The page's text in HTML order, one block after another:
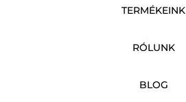
TERMÉKEINK
RÓLUNK
BLOG